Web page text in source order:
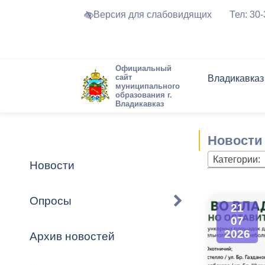
Версия для слабовидящих Тел:
Официальный
сайт
муниципального
образования г.
Владикавказ
Владикавказ
Устав города
Города-
городского
Торги и
Формы
Обратная
Комиссии
График
Новостная
Актуально
Новости
Опросы
Архив новостей
Новости
Категории:
21
07
2026